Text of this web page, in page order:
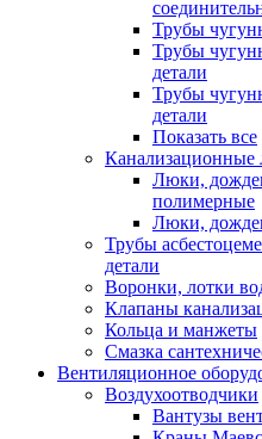
Трубы
Трубы
детали
Трубы
детали
Показать все
Канализационные
Люки,
полимерные
Люки,
Трубы
детали
Воронки, лотки
Клапаны
Кольца и манжеты
Смазка
Вентиляционное
Воздухоотводчики
Вантузы